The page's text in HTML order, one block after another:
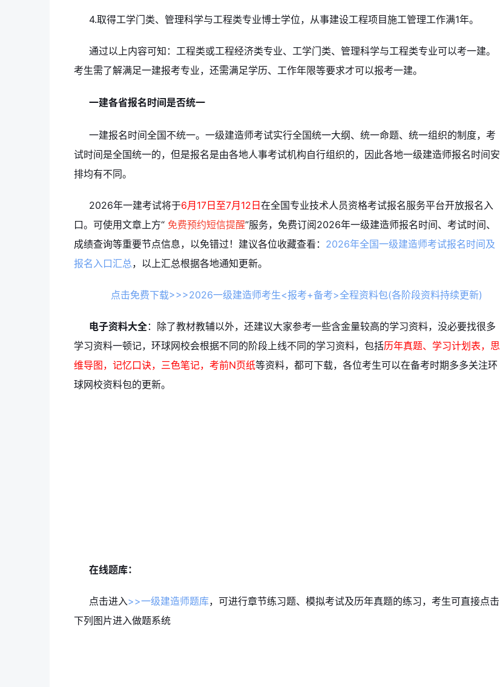
4.取得工学门类、管理科学与工程类专业博士学位，从事建设工程项目施工管理工作满1年。
通过以上内容可知：工程类或工程经济类专业、工学门类、管理科学与工程类专业可以考一建。
考生需了解满足一建报考专业，还需满足学历、工作年限等要求才可以报考一建。
一建各省报名时间是否统一
一建报名时间全国不统一。一级建造师考试实行全国统一大纲、统一命题、统一组织的制度，考
试时间是全国统一的，但是报名是由各地人事考试机构自行组织的，因此各地一级建造师报名时间安
排均有不同。
2026年一建考试将于6月17日至7月12日 在全国专业技术人员资格考试报名服务平台开放报名入
口。可使用文章上方“ 免费预约短信提醒”服务，免费订阅2026年一级建造师报名时间、考试时间、
成绩查询等重要节点信息，以免错过！建议各位收藏查看： 2026年全国一级建造师考试报名时间及
报名入口汇总，以上汇总根据各地通知更新。
点击免费下载>>>2026一级建造师考生<报考+备考>全程资料包(各阶段资料持续更新)
电子资料大全：除了教材教辅以外，还建议大家参考一些含金量较高的学习资料，没必要找很多
学习资料一顿记，环球网校会根据不同的阶段上线不同的学习资料，包括历年真题、学习计划表，思
维导图，记忆口诀，三色笔记，考前N页纸等资料，都可下载，各位考生可以在备考时期多多关注环
球网校资料包的更新。
在线题库：
点击进入>>一级建造师题库，可进行章节练习题、模拟考试及历年真题的练习，考生可直接点击
下列图片进入做题系统